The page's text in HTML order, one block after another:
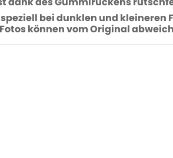
bei dunklen und
können vom Original